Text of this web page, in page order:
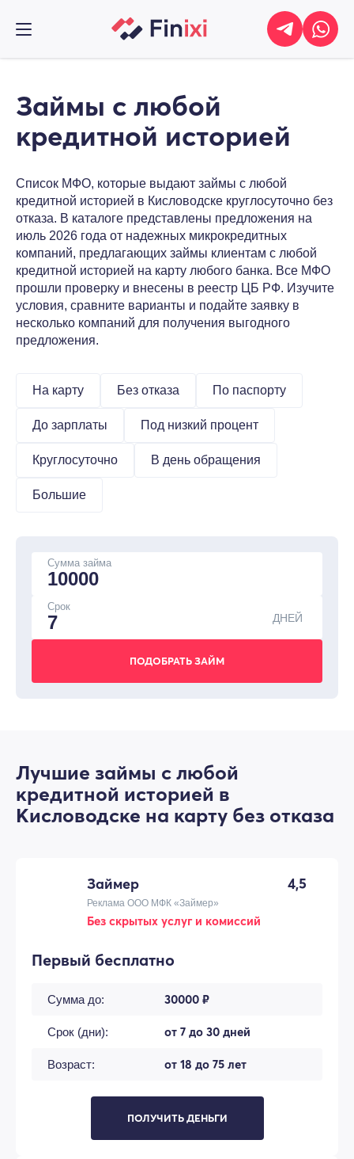
Займы с любой
кредитной историей
Список МФО, которые выдают займы с любой
кредитной историей в Кисловодске круглосуточно без
отказа. В каталоге представлены предложения на
июль 2026 года от надежных микрокредитных
компаний, предлагающих займы клиентам с любой
кредитной историей на карту любого банка. Все МФО
прошли проверку и внесены в реестр ЦБ РФ. Изучите
условия, сравните варианты и подайте заявку в
несколько компаний для получения выгодного
предложения.
На карту Без отказа По паспорту
До зарплаты Под низкий процент
Круглосуточно В день обращения
Большие
Сумма займа
Срок
ДНЕЙ
Лучшие займы с любой
кредитной историей в
Кисловодске на карту без отказа
Займер 4,5
Реклама ООО МФК «Займер»
Без скрытых услуг и комиссий
Первый бесплатно
Сумма до: 30000 ₽
Срок (дни): от 7 до 30 дней
Возраст: от 18 до 75 лет
ПОЛУЧИТЬ ДЕНЬГИ